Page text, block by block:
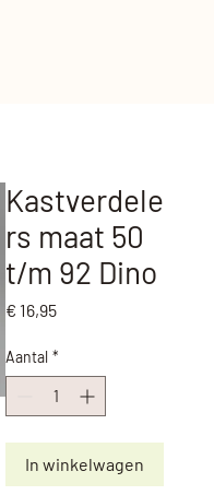
Kastverdele
rs maat 50
t/m 92 Dino
€ 16,95Prijs
Aantal *
In winkelwagen